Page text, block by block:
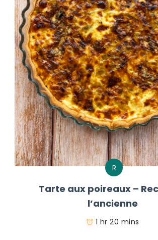
R
Tarte aux poireaux –
l’ancienne
1 hr 20 mins